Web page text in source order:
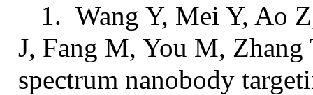
1. Wang Y, Mei Y, Ao
J, Fang M, You M,
spectrum nanobody